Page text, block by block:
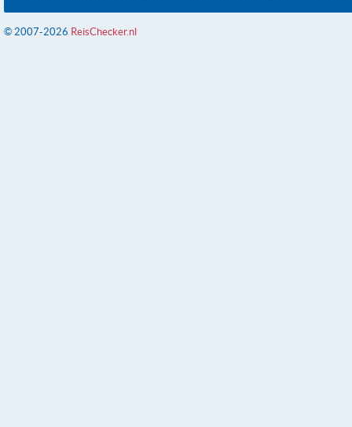
© 2007-2026 ReisChecker.nl